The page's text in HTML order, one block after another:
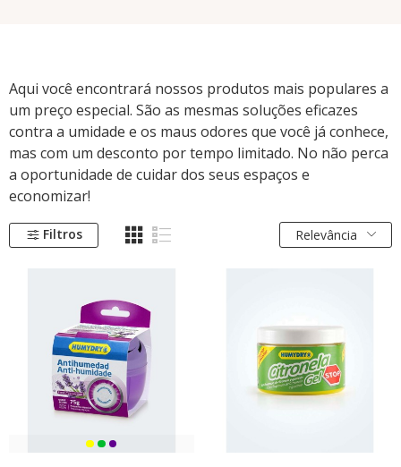
Aqui você encontrará nossos produtos mais populares a
um preço especial. São as mesmas soluções eficazes
contra a umidade e os maus odores que você já conhece,
mas com um desconto por tempo limitado. No não perca
a oportunidade de cuidar dos seus espaços e
economizar!
Filtros Relevância